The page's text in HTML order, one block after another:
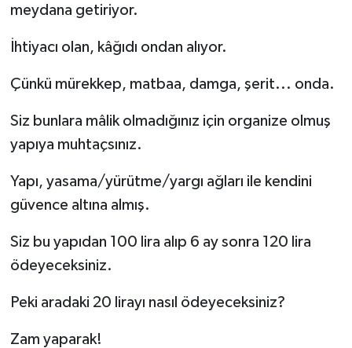
meydana getiriyor.
İhtiyacı olan, kâğıdı ondan alıyor.
Çünkü mürekkep, matbaa, damga, şerit... onda.
Siz bunlara mâlik olmadığınız için organize olmuş
yapıya muhtaçsınız.
Yapı, yasama/yürütme/yargı ağları ile kendini
güvence altına almış.
Siz bu yapıdan 100 lira alıp 6 ay sonra 120 lira
ödeyeceksiniz.
Peki aradaki 20 lirayı nasıl ödeyeceksiniz?
Zam yaparak!